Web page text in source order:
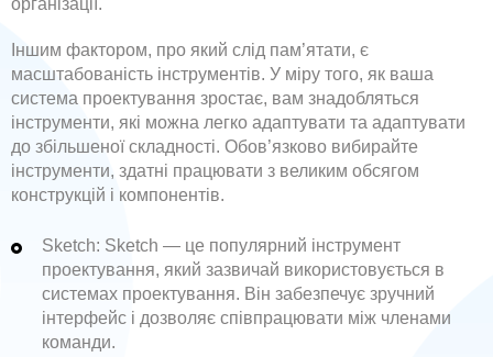
організації.
Іншим фактором, про який слід пам’ятати, є
масштабованість інструментів. У міру того, як ваша
система проектування зростає, вам знадобляться
інструменти, які можна легко адаптувати та адаптувати
до збільшеної складності. Обов’язково вибирайте
інструменти, здатні працювати з великим обсягом
конструкцій і компонентів.
Sketch: Sketch — це популярний інструмент
проектування, який зазвичай використовується в
системах проектування. Він забезпечує зручний
інтерфейс і дозволяє співпрацювати між членами
команди.